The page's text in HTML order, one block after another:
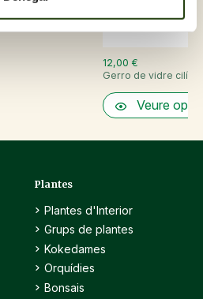
12,00 €
Gerro de vidre
Veure
Plantes
Plantes d'Interior
Grups de plantes
Kokedames
Orquídies
Bonsais